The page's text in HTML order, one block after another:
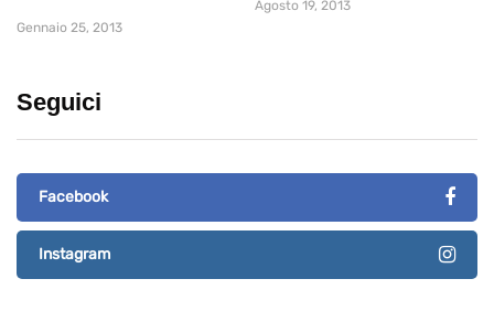
Gennaio 25, 2013
Agosto 19, 2013
Seguici
Facebook
Instagram